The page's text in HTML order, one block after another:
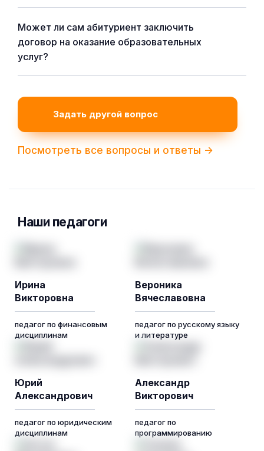
Может ли сам абитуриент заключить
договор на оказание образовательных
услуг?
Задать другой вопрос
Посмотреть все вопросы и ответы ->
Наши педагоги
Ирина
Викторовна
педагог по финансовым
дисциплинам
Вероника
Вячеславовна
педагог по русскому языку
и литературе
Юрий
Александрович
педагог по юридическим
дисциплинам
Александр
Викторович
педагог по
программированию